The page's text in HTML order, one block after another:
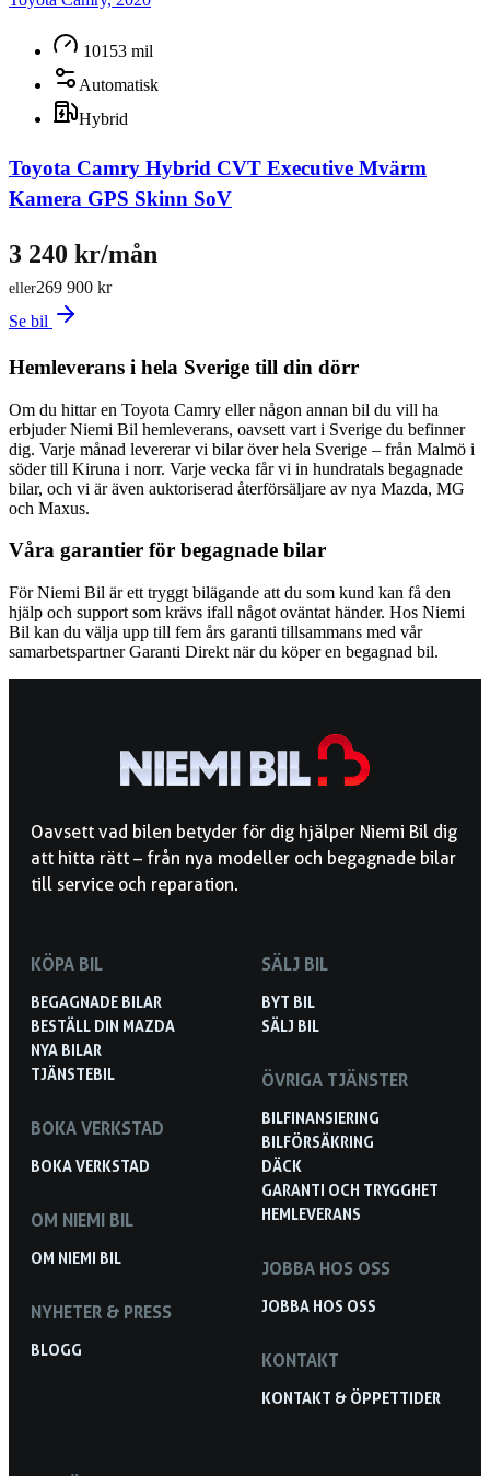
10153 mil
Automatisk
Hybrid
Toyota Camry Hybrid CVT Executive Mvärm
Kamera GPS Skinn SoV
269 900 kr
eller
3 240 kr/mån
Se bil
Hemleverans i hela Sverige till din dörr
Om du hittar en Toyota Camry eller någon annan bil du vill ha
erbjuder Niemi Bil hemleverans, oavsett vart i Sverige du befinner
dig. Varje månad levererar vi bilar över hela Sverige – från Malmö i
söder till Kiruna i norr. Varje vecka får vi in hundratals begagnade
bilar, och vi är även auktoriserad återförsäljare av nya Mazda, MG
och Maxus.
Våra garantier för begagnade bilar
För Niemi Bil är ett tryggt bilägande att du som kund kan få den
hjälp och support som krävs ifall något oväntat händer. Hos Niemi
Bil kan du välja upp till fem års garanti tillsammans med vår
samarbetspartner Garanti Direkt när du köper en begagnad bil.
Oavsett vad bilen betyder för dig hjälper Niemi Bil dig
att hitta rätt – från nya modeller och begagnade bilar
till service och reparation.
KÖPA BIL
BEGAGNADE BILAR
BESTÄLL DIN MAZDA
NYA BILAR
TJÄNSTEBIL
BOKA VERKSTAD
BOKA VERKSTAD
OM NIEMI BIL
OM NIEMI BIL
NYHETER & PRESS
BLOGG
SÄLJ BIL
BYT BIL
SÄLJ BIL
ÖVRIGA TJÄNSTER
BILFINANSIERING
BILFÖRSÄKRING
DÄCK
GARANTI OCH TRYGGHET
HEMLEVERANS
JOBBA HOS OSS
JOBBA HOS OSS
KONTAKT
KONTAKT & ÖPPETTIDER